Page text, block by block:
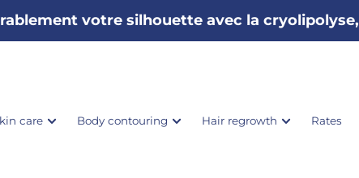
votre silhouette avec la cryolipolyse,
care Body contouring Hair regrowth
Rates